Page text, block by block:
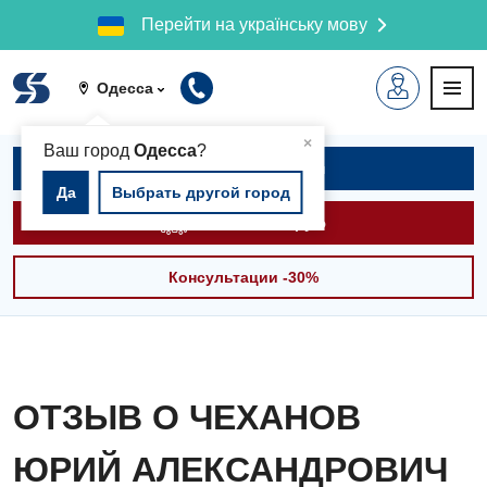
Перейти на українську мову
Одесса
×
Ваш город Одесса?
Да Выбрать другой город
Записаться на приём
Вызвать скорую
Консультации -30%
ОТЗЫВ О ЧЕХАНОВ
ЮРИЙ АЛЕКСАНДРОВИЧ